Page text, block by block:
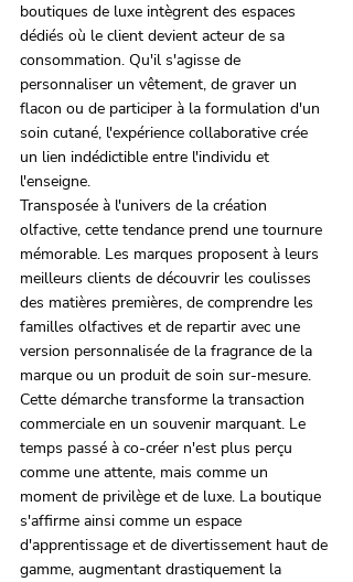
boutiques de luxe intègrent des espaces
dédiés où le client devient acteur de sa
consommation. Qu'il s'agisse de
personnaliser un vêtement, de graver un
flacon ou de participer à la formulation d'un
soin cutané, l'expérience collaborative crée
un lien indédictible entre l'individu et
l'enseigne.
Transposée à l'univers de la création
olfactive, cette tendance prend une tournure
mémorable. Les marques proposent à leurs
meilleurs clients de découvrir les coulisses
des matières premières, de comprendre les
familles olfactives et de repartir avec une
version personnalisée de la fragrance de la
marque ou un produit de soin sur-mesure.
Cette démarche transforme la transaction
commerciale en un souvenir marquant. Le
temps passé à co-créer n'est plus perçu
comme une attente, mais comme un
moment de privilège et de luxe. La boutique
s'affirme ainsi comme un espace
d'apprentissage et de divertissement haut de
gamme, augmentant drastiquement la